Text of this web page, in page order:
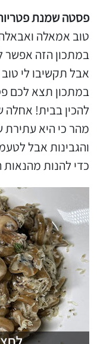
פסטה שמנת
טוב אמאלה
במתכון הזה אפשר
אבל תקשיבו לי
במתכון תצא לכם
להכין בבית!
מהר כי היא
והגבינות אבל
כדי להנות מהנאות